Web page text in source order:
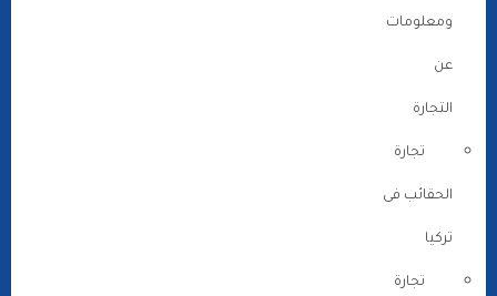
ومعلومات
عن
التجارة
تجارة
الحقائب فى
تركيا
تجارة